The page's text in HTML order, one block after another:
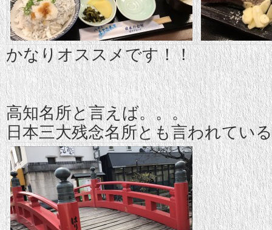
かなりオススメです！！
高知名所と言えば。。。
日本三大残念名所とも言われてい